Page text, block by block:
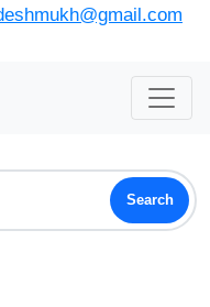
Search